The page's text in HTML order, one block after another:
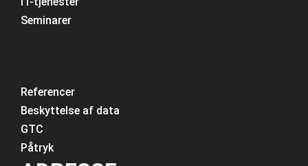
Seminarer
Referencer
Beskyttelse af data
GTC
Påtryk